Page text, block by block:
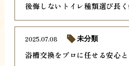
後悔しないトイレ種類選び長
浴槽交換をプロに任せる安心
2025.07.08 未分類